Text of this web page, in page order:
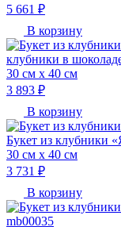
5 661 ₽
В корзину
клубники в
30 см х 40 см
3 893 ₽
В корзину
Букет из клубники
30 см х 40 см
3 731 ₽
В корзину